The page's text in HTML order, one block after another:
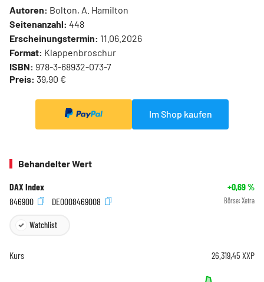
Autoren: Bolton, A. Hamilton
Seitenanzahl: 448
Erscheinungstermin: 11.06.2026
Format: Klappenbroschur
ISBN: 978-3-68932-073-7
Preis: 39,90 €
Im Shop kaufen
Behandelter Wert
DAX Index +0,69%
846900
DE0008469008 Börse: Xetra
Watchlist
Kurs 26.319,45 XXP